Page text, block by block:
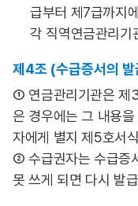
급부터 제7급까지
각 직역연금관리기
제4조 (수급증서의 발
① 연금관리기관은 제
은 경우에는 그 내용
자에게 별지 제5호서
② 수급권자는 수급증
못 쓰게 되면 다시 발